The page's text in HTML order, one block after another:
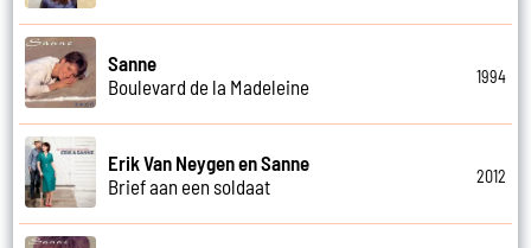
Sanne
Boulevard de la Madeleine
1994
Erik Van Neygen en Sanne
Brief aan een soldaat
2012